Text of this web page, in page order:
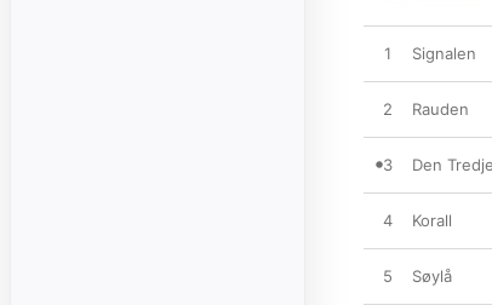
1 Signalen
2 Rauden
3 Den
4 Korall
5 Søylå